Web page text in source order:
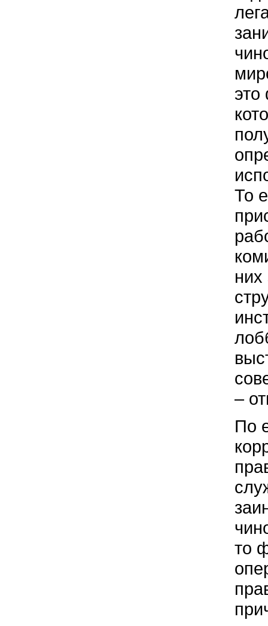
это
То
–
По
то